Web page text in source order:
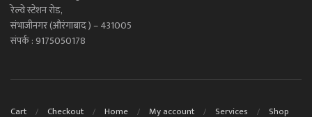
रेल्वे स्टेशन रोड,
संभाजीनगर (औरंगाबाद ) – 431005
संपर्क : 9175050178
Cart Checkout Home My account Services Shop